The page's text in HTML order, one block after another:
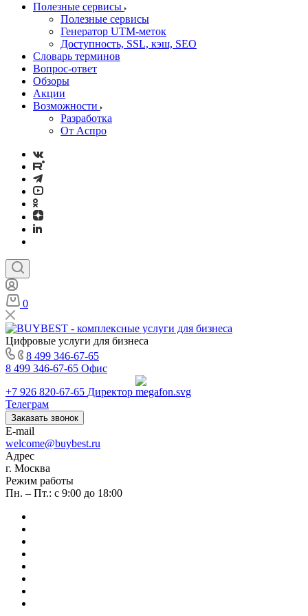
Полезные сервисы
Полезные сервисы
Генератор UTM‑меток
Доступность, SSL, кэш, SEO
Словарь терминов
Вопрос-ответ
Обзоры
Акции
Возможности
Разработка
От Аспро
0
Цифровые услуги для бизнеса
8 499 346-67-65
8 499 346-67-65 Офис
+7 926 820-67-65 Директор
Телеграм
Заказать звонок
E-mail
welcome@buybest.ru
Адрес
г. Москва
Режим работы
Пн. – Пт.: с 9:00 до 18:00